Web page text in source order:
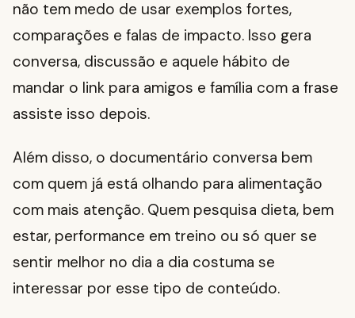
não tem medo de usar exemplos fortes,
comparações e falas de impacto. Isso gera
conversa, discussão e aquele hábito de
mandar o link para amigos e família com a frase
assiste isso depois.
Além disso, o documentário conversa bem
com quem já está olhando para alimentação
com mais atenção. Quem pesquisa dieta, bem
estar, performance em treino ou só quer se
sentir melhor no dia a dia costuma se
interessar por esse tipo de conteúdo.